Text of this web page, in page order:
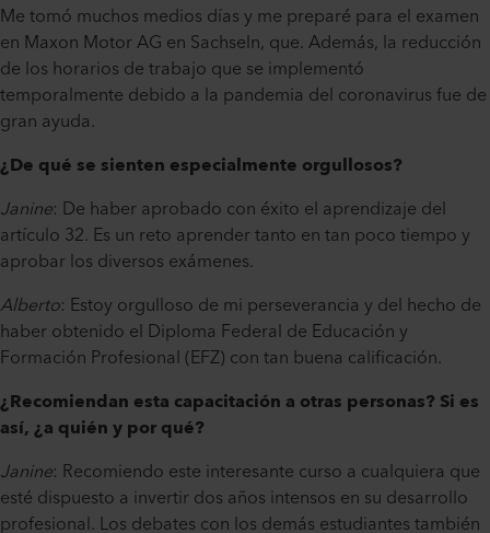
Me tomó muchos medios días y me preparé para el examen
en Maxon Motor AG en Sachseln, que. Además, la reducción
de los horarios de trabajo que se implementó
temporalmente debido a la pandemia del coronavirus fue de
gran ayuda.
¿De qué se sienten especialmente orgullosos?
Janine: De haber aprobado con éxito el aprendizaje del
artículo 32. Es un reto aprender tanto en tan poco tiempo y
aprobar los diversos exámenes.
Alberto: Estoy orgulloso de mi perseverancia y del hecho de
haber obtenido el Diploma Federal de Educación y
Formación Profesional (EFZ) con tan buena calificación.
¿Recomiendan esta capacitación a otras personas? Si es
así, ¿a quién y por qué?
Janine: Recomiendo este interesante curso a cualquiera que
esté dispuesto a invertir dos años intensos en su desarrollo
profesional. Los debates con los demás estudiantes también